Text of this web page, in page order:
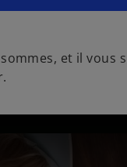
et il vous